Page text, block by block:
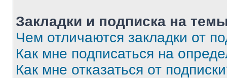
Закладки и подписка на
Чем отличаются закладки от
Как мне подписаться на
Как мне отказаться от